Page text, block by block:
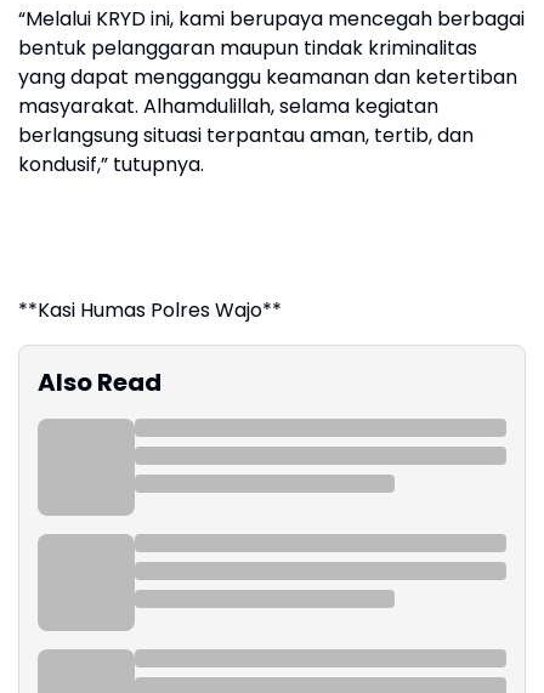
“Melalui KRYD ini, kami berupaya mencegah berbagai
bentuk pelanggaran maupun tindak kriminalitas
yang dapat mengganggu keamanan dan ketertiban
masyarakat. Alhamdulillah, selama kegiatan
berlangsung situasi terpantau aman, tertib, dan
kondusif,” tutupnya.
**Kasi Humas Polres Wajo**
Also Read